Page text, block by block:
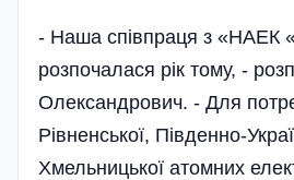
- Наша співпраця з «НАЕК
розпочалася рік тому, -
Олександрович. - Для
Рівненської, Південно-
Хмельницької атомних